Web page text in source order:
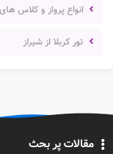
انواع پرواز و کلاس
تور کربلا از شیراز
مقالات پر بحث